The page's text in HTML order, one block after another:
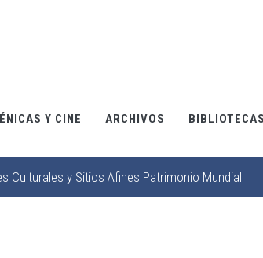
Y CINE ARCHIVOS
Culturales y Sitios Afines Patrimonio Mundial